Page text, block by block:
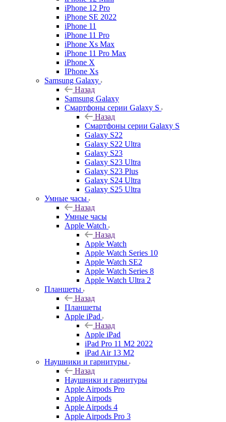
iPhone 12 Pro
iPhone SE 2022
iPhone 11
iPhone 11 Pro
iPhone Xs Max
iPhone 11 Pro Max
iPhone X
IPhone Xs
Samsung Galaxy
Назад
Samsung Galaxy
Смартфоны серии Galaxy S
Назад
Смартфоны серии Galaxy S
Galaxy S22
Galaxy S22 Ultra
Galaxy S23
Galaxy S23 Ultra
Galaxy S23 Plus
Galaxy S24 Ultra
Galaxy S25 Ultra
Умные часы
Назад
Умные часы
Apple Watch
Назад
Apple Watch
Apple Watch Series 10
Apple Watch SE2
Apple Watch Series 8
Apple Watch Ultra 2
Планшеты
Назад
Планшеты
Apple iPad
Назад
Apple iPad
iPad Pro 11 M2 2022
iPad Air 13 M2
Наушники и гарнитуры
Назад
Наушники и гарнитуры
Apple Airpods Pro
Apple Airpods
Apple Airpods 4
Apple Airpods Pro 3